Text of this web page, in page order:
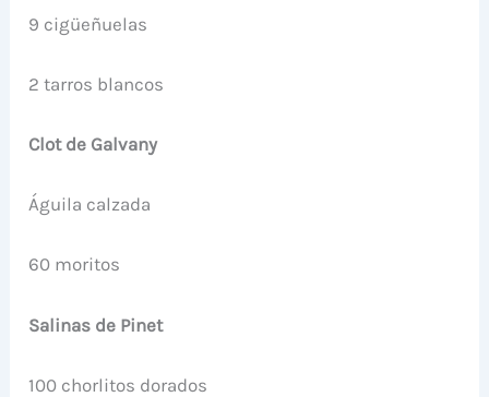
9 cigüeñuelas
2 tarros blancos
Clot de Galvany
Águila calzada
60 moritos
Salinas de Pinet
100 chorlitos dorados